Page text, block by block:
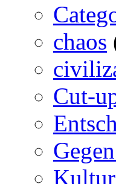
chaos
Cut-